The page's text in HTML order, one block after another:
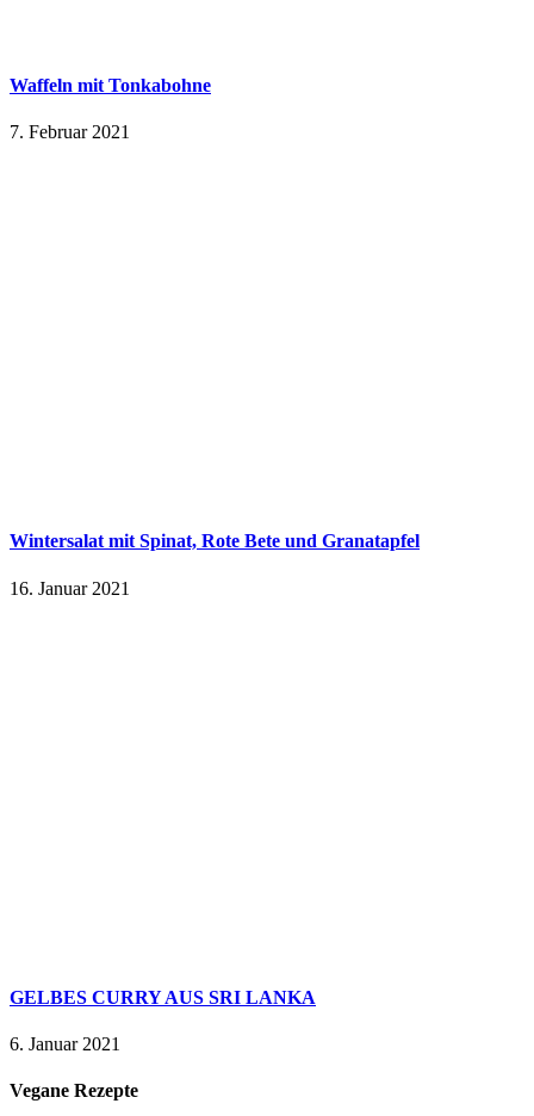
Waffeln mit Tonkabohne
7. Februar 2021
Wintersalat mit Spinat, Rote Bete und Granatapfel
16. Januar 2021
GELBES CURRY AUS SRI LANKA
6. Januar 2021
Vegane Rezepte